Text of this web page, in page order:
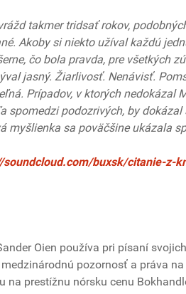
takmer tridsať rokov,
Akoby si niekto užíval každú
čo bola pravda, pre všetkých
jasný. Žiarlivosť. Nenávisť.
Prípadov, v ktorých nedokázal
spomedzi podozrivých, by
myšlienka sa poväčšine ukázala
soundcloud.com/buxsk/citanie-z-
Oien používa pri písaní
pozornosť a práva
na prestížnu nórsku cenu